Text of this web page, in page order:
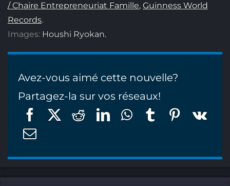
/ Chaire Entrepreneuriat Famille, Guinness World
Records.
Images:Houshi Ryokan.
Avez-vous aimé cette nouvelle?
Partagez-la sur vos réseaux!